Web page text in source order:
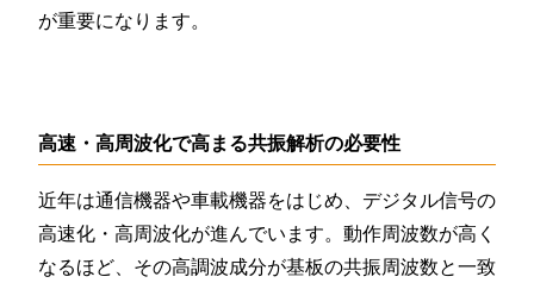
が重要になります。
高速・高周波化で高まる共振解析の必要性
近年は通信機器や車載機器をはじめ、デジタル信号の
高速化・高周波化が進んでいます。動作周波数が高く
なるほど、その高調波成分が基板の共振周波数と一致